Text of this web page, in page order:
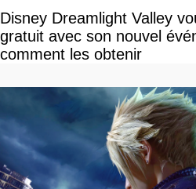
Disney Dreamlight Valley
gratuit avec son nouvel
comment les obtenir